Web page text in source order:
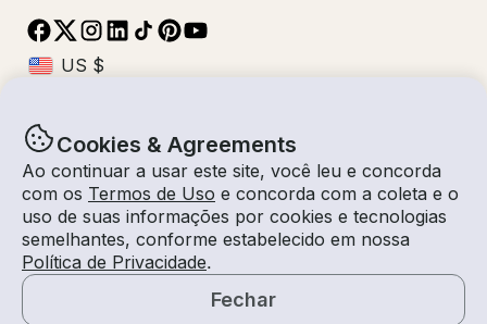
Cookies & Agreements
Ao continuar a usar este site, você leu e concorda
com os Termos de Uso e concorda com a coleta e o
uso de suas informações por cookies e tecnologias
semelhantes, conforme estabelecido em nossa
Política de Privacidade.
Fechar
© Getmyboat 2026TermosPrivacidade
08 ago 2026
4 horas2 Convidados
Com Capitão
$231 /hora